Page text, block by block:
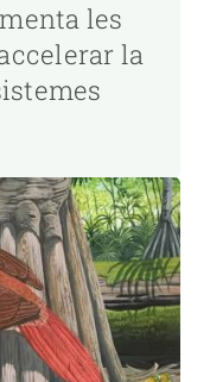
les
la